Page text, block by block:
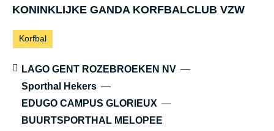
r
C
F
A
L
KONINK­LIJ­KE GAN­DA KORF­BAL­CLUB VZW
Sporten:
Korfbal
Locaties:
LAGO GENT ROZEBROEKEN NV
Sporthal Hekers
EDUGO CAMPUS GLORIEUX
BUURTSPORTHAL MELOPEE